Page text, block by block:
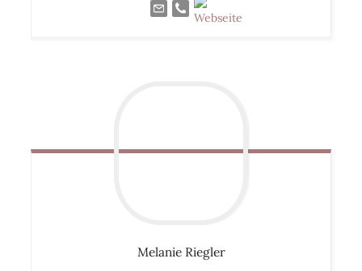
Melanie Riegler